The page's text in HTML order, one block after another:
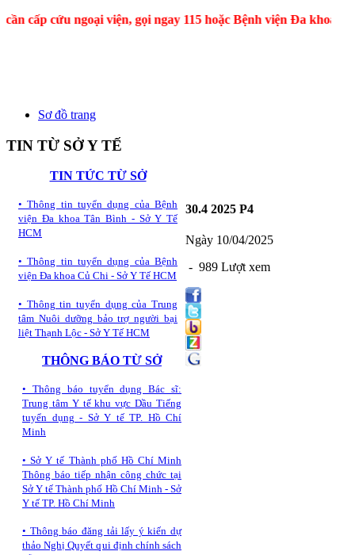
ngoại viện, gọi ngay 115 hoặc Bệnh viện Đa khoa Bình
Sơ đồ trang
TIN TỪ SỞ Y TẾ
TIN TỨC TỪ SỞ
• Thông tin tuyển dụng của Bệnh
viện Đa khoa Tân Bình - Sở Y Tế
HCM
• Thông tin tuyển dụng của Bệnh
viện Đa khoa Củ Chi - Sở Y Tế HCM
• Thông tin tuyển dụng của Trung
tâm Nuôi dưỡng bảo trợ người bại
liệt Thạnh Lộc - Sở Y Tế HCM
THÔNG BÁO TỪ SỞ
• Thông báo tuyển dụng Bác sĩ:
Trung tâm Y tế khu vực Dầu Tiếng
tuyển dụng - Sở Y tế TP. Hồ Chí
Minh
• Sở Y tế Thành phố Hồ Chí Minh
Thông báo tiếp nhận công chức tại
Sở Y tế Thành phố Hồ Chí Minh - Sở
Y tế TP. Hồ Chí Minh
• Thông báo đăng tải lấy ý kiến dự
thảo Nghị Quyết qui định chính sách
30.4 2025 P4
Ngày 10/04/2025
- 989 Lượt xem